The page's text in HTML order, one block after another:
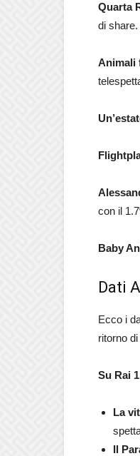
Quarta
di share.
Animali
con il
Baby
Dati
Ecco i
ritorno di
Su Rai
La
Il